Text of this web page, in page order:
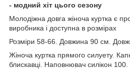
- модний хіт цього сезону
Молодіжна довга жіноча куртка є
виробника і доступна в розмірах
Розміри 58-66. Довжина 90 см.
Жіноча куртка прямого силуету.
блискавці. Наповнювач силікон